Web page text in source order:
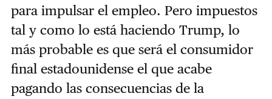
para impulsar el empleo. Pero impuestos
tal y como lo está haciendo Trump, lo
más probable es que será el consumidor
final estadounidense el que acabe
pagando las consecuencias de la